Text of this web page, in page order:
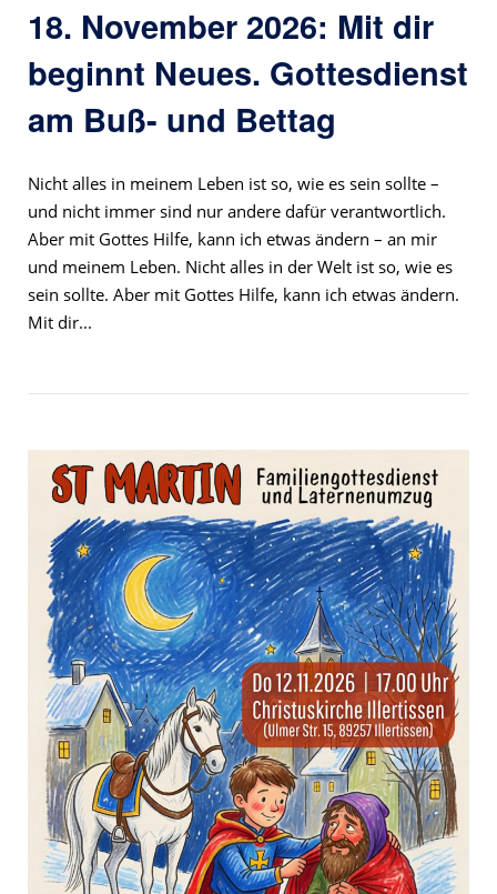
18. November 2026: Mit dir
beginnt Neues. Gottesdienst
am Buß- und Bettag
Nicht alles in meinem Leben ist so, wie es sein sollte –
und nicht immer sind nur andere dafür verantwortlich.
Aber mit Gottes Hilfe, kann ich etwas ändern – an mir
und meinem Leben. Nicht alles in der Welt ist so, wie es
sein sollte. Aber mit Gottes Hilfe, kann ich etwas ändern.
Mit dir...
Open post